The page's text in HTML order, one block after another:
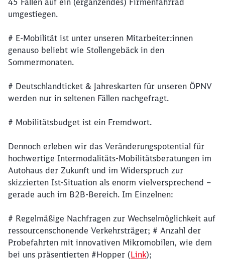
45 Fällen auf ein (ergänzendes) Firmenfahrrad
umgestiegen.
# E-Mobilität ist unter unseren Mitarbeiter:innen
genauso beliebt wie Stollengebäck in den
Sommermonaten.
# Deutschlandticket & Jahreskarten für unseren ÖPNV
werden nur in seltenen Fällen nachgefragt.
# Mobilitätsbudget ist ein Fremdwort.
Dennoch erleben wir das Veränderungspotential für
hochwertige Intermodalitäts-Mobilitätsberatungen im
Autohaus der Zukunft und im Widerspruch zur
skizzierten Ist-Situation als enorm vielversprechend –
gerade auch im B2B-Bereich. Im Einzelnen:
# Regelmäßige Nachfragen zur Wechselmöglichkeit auf
ressourcenschonende Verkehrsträger; # Anzahl der
Probefahrten mit innovativen Mikromobilen, wie dem
bei uns präsentierten #Hopper (Link);